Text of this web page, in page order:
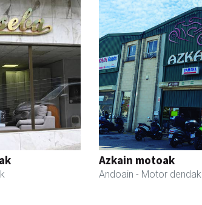
Azkain motoak
Andoain - Motor dendak